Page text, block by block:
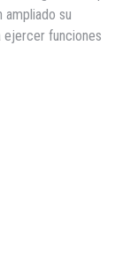
ampliado su
ejercer funciones